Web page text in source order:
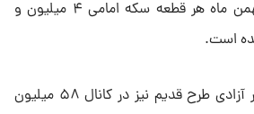
آغاز می‌کند. از ابتدای بهمن ماه هر قطعه سکه امامی ۴ میلیون و
قیمت هر قطعه سکه‌بهار آزادی طرح قدیم نیز در کانال ۵۸ میلیون